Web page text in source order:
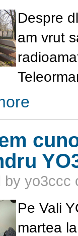
Despre
am vrut
by yo3ccc
Pe Vali
martea